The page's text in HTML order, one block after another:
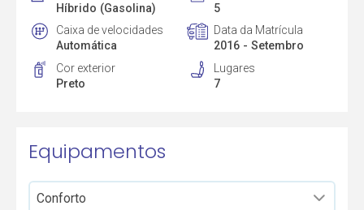
Híbrido (Gasolina)
5
Caixa de velocidades
Automática
Data da Matrícula
2016 - Setembro
Cor exterior
Preto
Lugares
7
Equipamentos